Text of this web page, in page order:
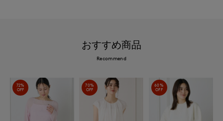
おすすめ商品
Recommend
72%
OFF
70%
OFF
60%
OFF